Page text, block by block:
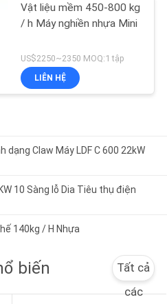
Vật liệu mềm 450-800 kg
/ h Máy nghiền nhựa Mini
US$2250~2350 MOQ:1 tập
LIÊN HỆ
dạng Claw Máy ​​LDF C 600 22kW
10 Sàng lỗ Dia Tiêu thụ điện
140kg / H Nhựa
biến
Tất cả
các